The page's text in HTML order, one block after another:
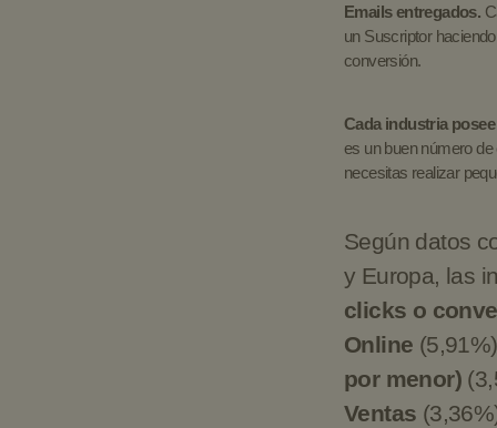
Emails entregados.
un Suscriptor
conversión.
Cada industria
es un buen número
necesitas realizar
Según datos
y Europa, las
clicks o
Online
por menor)
Ventas